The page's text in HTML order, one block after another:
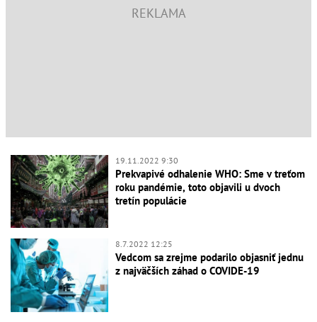
19.11.2022 9:30
Prekvapivé odhalenie WHO: Sme v treťom
roku pandémie, toto objavili u dvoch
tretín populácie
8.7.2022 12:25
Vedcom sa zrejme podarilo objasniť jednu
z najväčších záhad o COVIDE-19